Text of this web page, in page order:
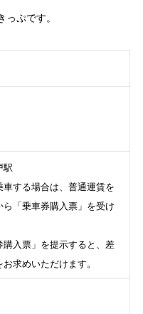
ぷです。
駅
車する場合は、普通運賃を
「乗車券購入票」を受け
購入票」を提示すると、差
求めいただけます。